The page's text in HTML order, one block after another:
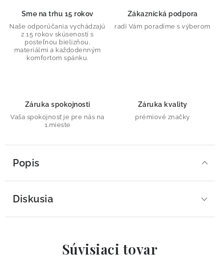
Sme na trhu 15 rokov
Naše odporúčania vychádzajú
z 15 rokov skúseností s
posteľnou bielizňou,
materiálmi a každodenným
komfortom spánku.
Zákaznícká podpora
radi Vám poradíme s výberom
Záruka spokojnosti
Vaša spokojnosť je pre nás na
1.mieste
Záruka kvality
prémiové značky
Popis
Diskusia
Súvisiaci tovar